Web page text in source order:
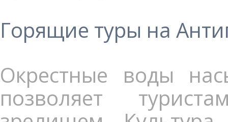
Горящие туры на
Окрестные воды
позволяет